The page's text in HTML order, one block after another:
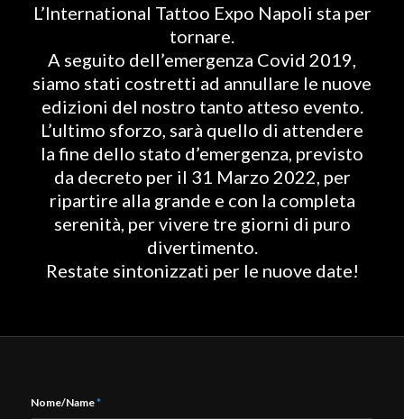
L’International Tattoo Expo Napoli sta per
tornare.
A seguito dell’emergenza Covid 2019,
siamo stati costretti ad annullare le nuove
edizioni del nostro tanto atteso evento.
L’ultimo sforzo, sarà quello di attendere
la fine dello stato d’emergenza, previsto
da decreto per il 31 Marzo 2022, per
ripartire alla grande e con la completa
serenità, per vivere tre giorni di puro
divertimento.
Restate sintonizzati per le nuove date!
Nome/Name*